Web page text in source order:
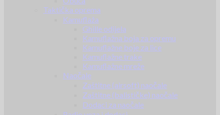
Taktička oprema
Kamuflaža
Ghille odijela
Kamuflažna boja za opremu
Kamuflažne boje za lice
Kamuflažne trake
Kamuflažne mreže
Naočale
Zaštitne (airsoft) naočale
Zaštitne (balističke) naočale
Dodaci za naočale